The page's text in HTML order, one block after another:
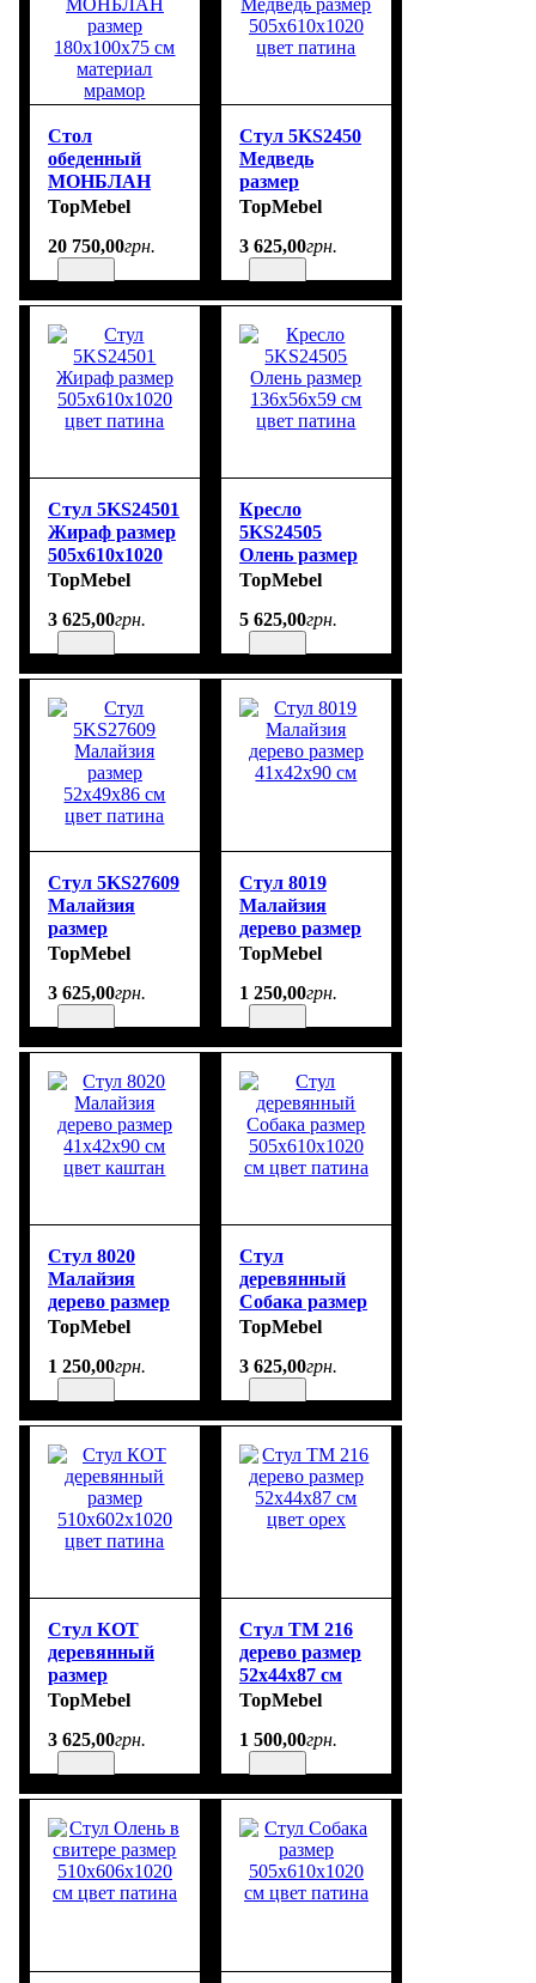
Стол
обеденный
МОНБЛАН
размер
материал
TopMebel
20 750,00грн.
Стул 5KS2450
Медведь
размер
505х610х1020
TopMebel
3 625,00грн.
Стул 5KS24501
Жираф размер
505х610х1020
цвет патина
TopMebel
3 625,00грн.
Кресло
5KS24505
Олень размер
136х56х59 см
TopMebel
5 625,00грн.
Стул 5KS27609
Малайзия
размер
52х49х86 см
TopMebel
3 625,00грн.
Стул 8019
Малайзия
дерево размер
41х42х90 см
TopMebel
1 250,00грн.
Стул 8020
Малайзия
дерево размер
41х42х90 см
TopMebel
1 250,00грн.
Стул
деревянный
Собака размер
505х610х1020
TopMebel
3 625,00грн.
Стул КОТ
деревянный
размер
510х602х1020
TopMebel
3 625,00грн.
Стул ТМ 216
дерево размер
52х44х87 см
цвет орех
TopMebel
1 500,00грн.